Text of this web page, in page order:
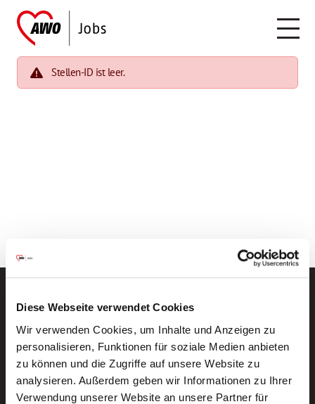
Diese Webseite verwendet Cookies
Wir verwenden Cookies, um Inhalte und Anzeigen zu
personalisieren, Funktionen für soziale Medien anbieten
zu können und die Zugriffe auf unsere Website zu
analysieren. Außerdem geben wir Informationen zu Ihrer
Verwendung unserer Website an unsere Partner für
Stellen-ID ist leer.
Neue Stellen per E-Mail.
Ein kostenloser Service von AWO
Jobs.